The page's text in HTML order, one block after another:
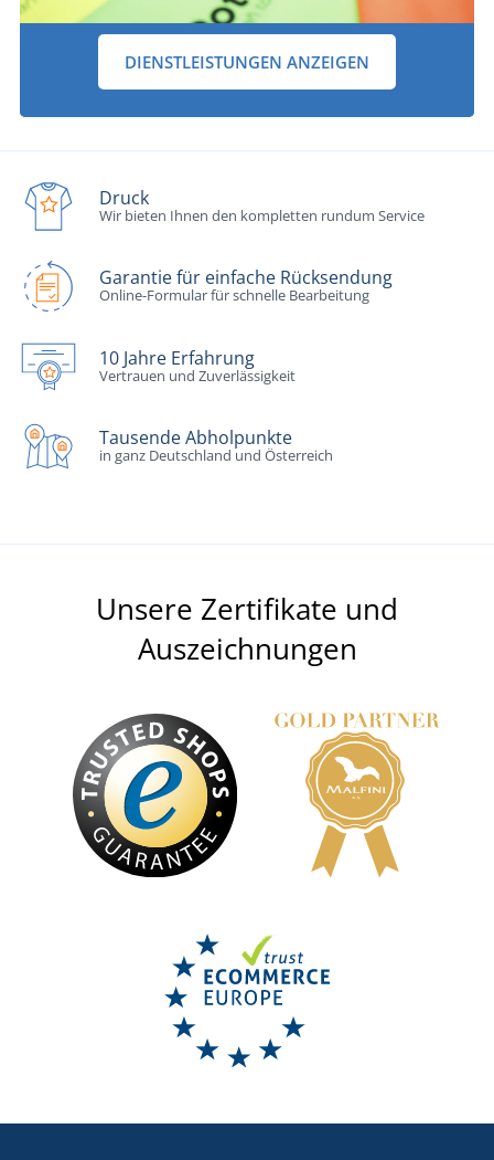
DIENSTLEISTUNGEN ANZEIGEN
Druck
Wir bieten Ihnen den kompletten rundum Service
Garantie für einfache Rücksendung
Online-Formular für schnelle Bearbeitung
10 Jahre Erfahrung
Vertrauen und Zuverlässigkeit
Tausende Abholpunkte
in ganz Deutschland und Österreich
Unsere Zertifikate und
Auszeichnungen